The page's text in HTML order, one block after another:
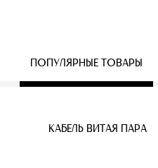
ПОПУЛЯРНЫЕ ТОВАРЫ
КАБЕЛЬ ВИТАЯ ПАРА
КАБЕЛЬ ВИТАЯ ПАРА
КАБЕЛЬ ВИТАЯ ПАРА